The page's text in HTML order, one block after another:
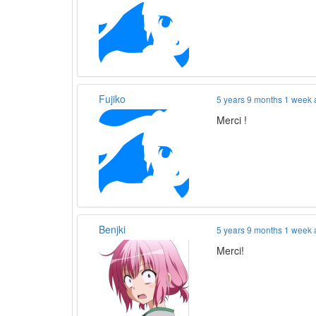
Fujiko 5 years 9 months 1 week
Merci !
Benjki 5 years 9 months 1 week
Merci!